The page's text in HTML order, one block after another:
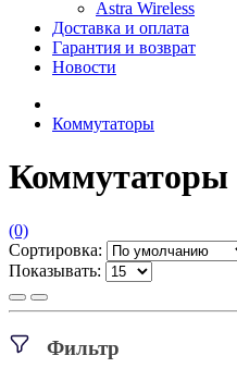
Astra Wireless
Доставка и оплата
Гарантия и возврат
Новости
Коммутаторы
Коммутаторы
(0)
Сортировка:
Показывать:
Фильтр